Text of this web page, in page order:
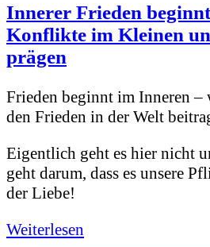
Innerer Frieden
Konflikte im Kleinen
prägen
Frieden beginnt im Inneren –
den Frieden in der Welt
Eigentlich geht es hier nicht
geht darum, dass es unsere
der Liebe!
Weiterlesen